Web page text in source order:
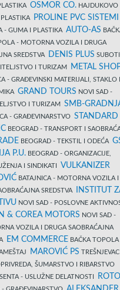
OSMOR CO.HAJDUKOVO
PROLINE PVC SISTEMI
- GUMA I PLASTIKA AUTO-AS
- MOTORNA VOZILA I DRUGA
SREDSTVA
DENIS PLUS
I TURIZAM
METAL
- GRAĐEVINSKI MATERIJALI, STAKLO I
GRAND TOURS NOVI SAD -
I TURIZAM SMB-
- GRAĐEVINARSTVO STANDARD
BEOGRAD - TRANSPORT I
BEOGRAD - TEKSTIL I ODEĆA
P.U.BEOGRAD - ORGANIZACIJE,
I SINDIKATI VULKANIZER
BATAJNICA - MOTORNA VOZILA I
SREDSTVA
INSTITUT
NOVI SAD - POSLOVNE
& COREA MOTORS NOVI SAD -
VOZILA I DRUGA SAOBRAĆAJNA
EM COMMERCE BAČKA TOPOLA
MAROVIĆ PS
ŠUMARSTVO I RIBARSTVO
SENTA - USLUŽNE DELATNOSTI